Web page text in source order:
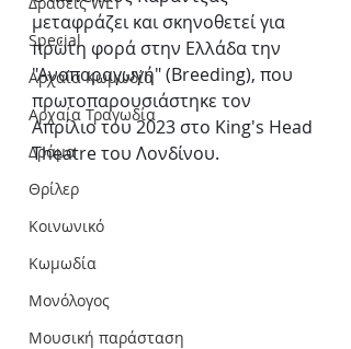
Special
Αρχαία Κωμωδία
Αρχαία Τραγωδία
Δράμα
Θρίλερ
Κοινωνικό
Κωμωδία
Μονόλογος
Μουσική παράσταση
μεταφράζει και σκηνοθετεί για
πρώτη φορά στην Ελλάδα την
"Αναπαραγωγή" (Breeding), που
πρωτοπαρουσιάστηκε τον
Απρίλιο του 2023 στο King's Head
Theatre του Λονδίνου.